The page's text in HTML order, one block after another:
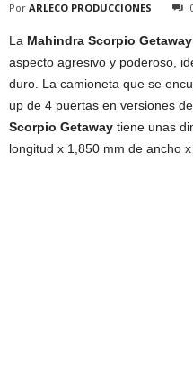
Por ARLECO PRODUCCIONES
La Mahindra Scorpio Getaway
aspecto agresivo y poderoso,
duro. La camioneta que se
up de 4 puertas en versiones
Scorpio Getaway tiene unas
longitud x 1,850 mm de ancho